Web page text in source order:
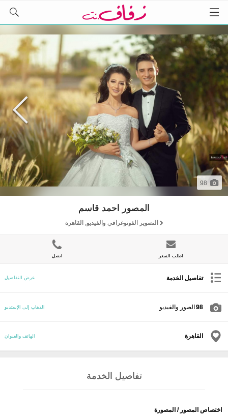
98
المصور احمد قاسم
التصوير الفوتوغرافي والفيديو, القاهرة
اطلب السعر اتصل
تفاصيل الخدمة عرض التفاصيل
98 الصور والفيديو الذهاب إلى الإستديو
القاهرة الهاتف والعنوان
تفاصيل الخدمة
اختصاص المصور / المصورة